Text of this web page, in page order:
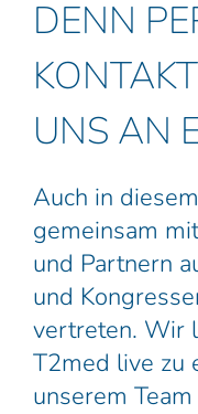
DENN
UNS AN
Auch in
gemeinsam
und Partnern
und
vertreten. Wir
T2med live zu
unserem